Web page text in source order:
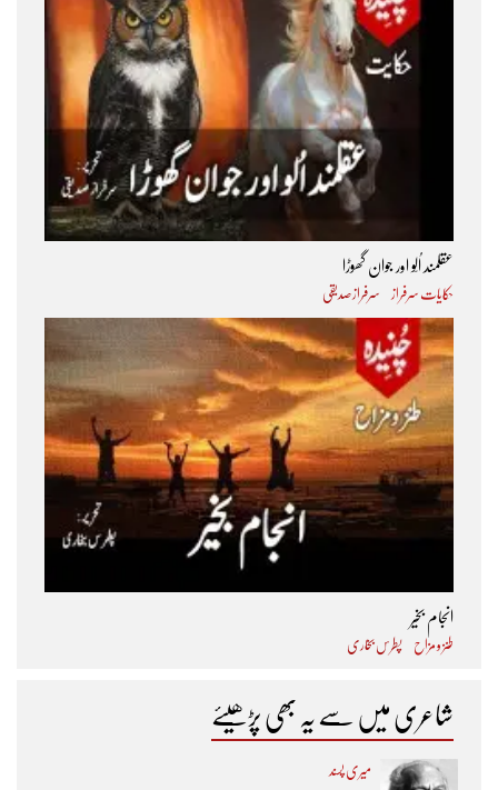
عقلمند اُلّو اور جوان گھوڑا
حکایات سرفراز سرفراز صدیقی
انجام بخیر
طنز و مزاح پطرس بخاری
شاعری میں سے یہ بھی پڑھیئے
میری پسند